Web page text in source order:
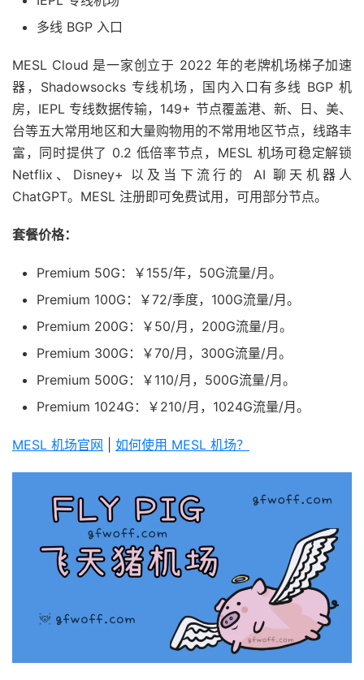
多线 BGP 入口
MESL Cloud 是一家创立于 2022 年的老牌机场梯子加速
器，Shadowsocks 专线机场，国内入口有多线 BGP 机
房，IEPL 专线数据传输，149+ 节点覆盖港、新、日、美、
台等五大常用地区和大量购物用的不常用地区节点，线路丰
富，同时提供了 0.2 低倍率节点，MESL 机场可稳定解锁
Netflix、Disney+ 以及当下流行的 AI 聊天机器人
ChatGPT。MESL 注册即可免费试用，可用部分节点。
套餐价格：
Premium 50G：￥155/年，50G流量/月。
Premium 100G：￥72/季度，100G流量/月。
Premium 200G：￥50/月，200G流量/月。
Premium 300G：￥70/月，300G流量/月。
Premium 500G：￥110/月，500G流量/月。
Premium 1024G：￥210/月，1024G流量/月。
MESL 机场官网 如何使用 MESL 机场？